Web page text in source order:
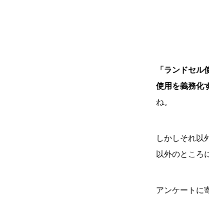
「ランドセ
使用を義務化
ね。
しかしそれ以
以外のところ
アンケートに